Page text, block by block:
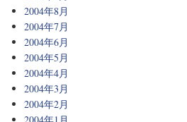
2004年8月
2004年7月
2004年6月
2004年5月
2004年4月
2004年3月
2004年2月